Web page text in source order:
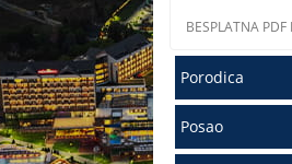
BESPLATNA PDF
Porodica
Posao